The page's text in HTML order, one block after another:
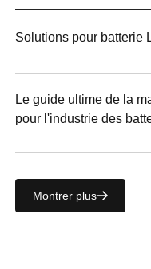
Solutions pour batterie
Le guide ultime de la
pour l'industrie des
Montrer plus